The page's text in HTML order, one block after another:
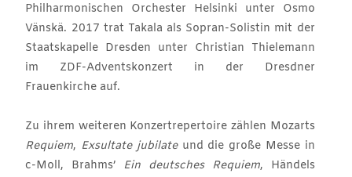
Philharmonischen Orchester Helsinki unter Osmo
Vänskä. 2017 trat Takala als Sopran-Solistin mit der
Staatskapelle Dresden unter Christian Thielemann
im ZDF-Adventskonzert in der Dresdner
Frauenkirche auf.
Zu ihrem weiteren Konzertrepertoire zählen Mozarts
Requiem, Exsultate jubilateund die große Messe in
c-Moll, Brahms’
Ein deutsches Requiem, Händels